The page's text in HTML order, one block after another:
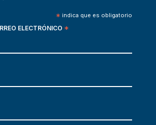
* indica que es obligatorio
ELECTRÓNICO *